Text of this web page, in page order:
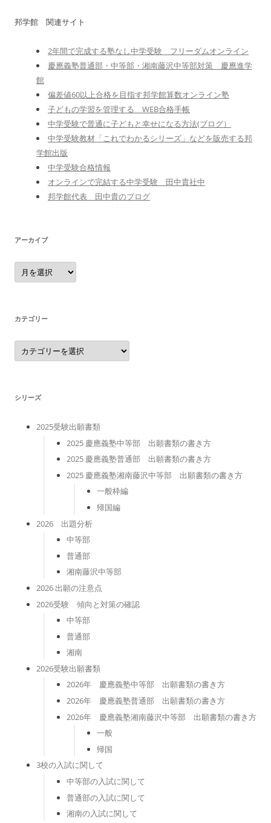
邦学館 関連サイト
2年間で完成する塾なし中学受験 フリーダムオンライン
慶應義塾普通部・中等部・湘南藤沢中等部対策 慶應進学
館
偏差値60以上合格を目指す邦学館算数オンライン塾
子どもの学習を管理する WEB合格手帳
中学受験で普通に子どもと幸せになる方法(ブログ）
中学受験教材「これでわかるシリーズ」などを販売する邦
学館出版
中学受験合格情報
オンラインで完結する中学受験 田中貴社中
邦学館代表 田中貴のブログ
アーカイブ
ア
ー
カ
カテゴリー
カ
テ
ゴ
シリーズ
2025受験出願書類
2025 慶應義塾中等部 出願書類の書き方
2025 慶應義塾普通部 出願書類の書き方
2025 慶應義塾湘南藤沢中等部 出願書類の書き方
一般枠編
帰国編
2026 出題分析
中等部
普通部
湘南藤沢中等部
2026 出願の注意点
2026受験 傾向と対策の確認
中等部
普通部
湘南
2026受験出願書類
2026年 慶應義塾中等部 出願書類の書き方
2026年 慶應義塾普通部 出願書類の書き方
2026年 慶應義塾湘南藤沢中等部 出願書類の書き方
一般
帰国
3校の入試に関して
中等部の入試に関して
普通部の入試に関して
湘南の入試に関して